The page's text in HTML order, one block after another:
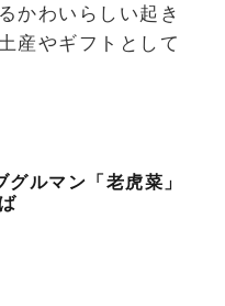
かわいらしい起き
産やギフトとして
ルマン「老虎菜」